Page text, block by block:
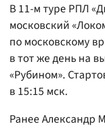
В 11-м туре РПЛ
московский
по московскому
в тот же день на
«Рубином».
в 15:15 мск.
Ранее Александр